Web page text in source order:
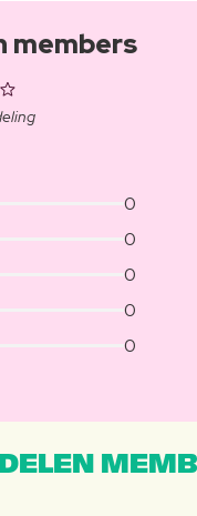
members
0
0
0
0
0